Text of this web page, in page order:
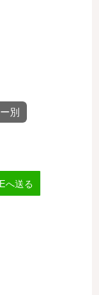
別
へ送る